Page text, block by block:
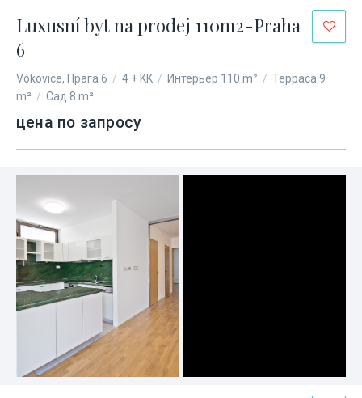
Luxusní byt na prodej 110m2-Praha
6
Vokovice, Прага 6 / 4 + KK / Интерьер 110 m² / Терраса 9
m² / Сад 8 m²
цена по запросу